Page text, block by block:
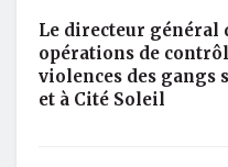
Le directeur général
opérations de
violences des gangs
et à Cité Soleil